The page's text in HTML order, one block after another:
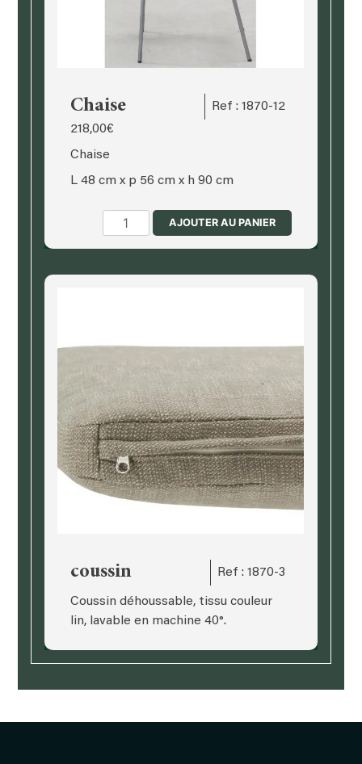
Chaise
Ref : 1870-12
218,00€
Chaise
L 48 cm x p 56 cm x h 90 cm
quantité
de
AJOUTER AU PANIER
coussin Ref : 1870-3
Coussin déhoussable, tissu couleur
lin, lavable en machine 40°.